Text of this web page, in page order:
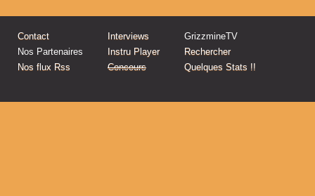
Contact
Nos Partenaires
Nos flux Rss
Interviews
Instru Player
Concours
GrizzmineTV
Rechercher
Quelques Stats !!